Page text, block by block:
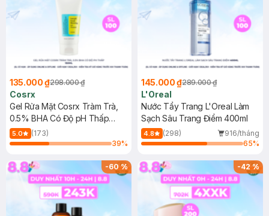
135.000 ₫298.000 ₫
Cosrx
Gel Rửa Mặt Cosrx Tràm Trà,
0.5% BHA Có Độ pH Thấp
150ml
5.0
(173)
39%
145.000 ₫289.000 ₫
L'Oreal
Nước Tẩy Trang L'Oreal Làm
Sạch Sâu Trang Điểm 400ml
4.8 (298)
916/tháng
65%
-60% -42%